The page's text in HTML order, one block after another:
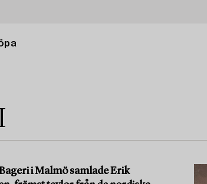
i Malmö samlade Erik